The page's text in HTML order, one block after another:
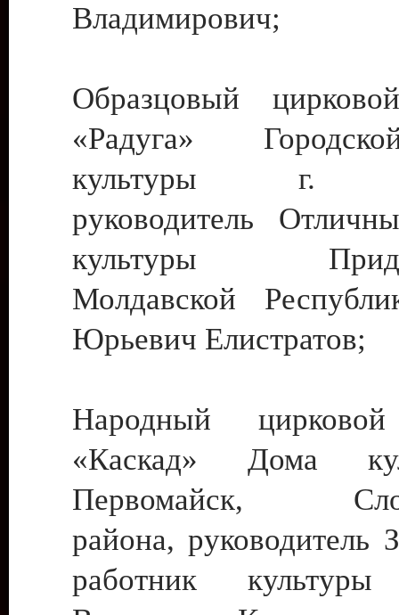
Владимирович;
Образцовый
«Радуга»
культуры г.
руководитель
культуры
Молдавской
Юрьевич Елистратов;
Народный цирковой
«Каскад» Дома
Первомайск,
района, руководитель
работник культуры